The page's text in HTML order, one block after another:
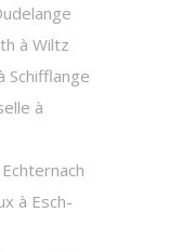
à Wiltz
Schifflange
à
à Esch-